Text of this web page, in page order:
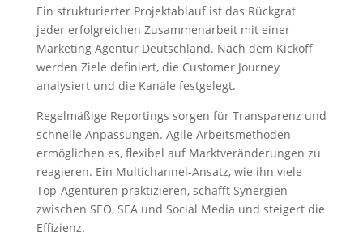
Ein strukturierter Projektablauf ist das Rückgrat
jeder erfolgreichen Zusammenarbeit mit einer
Marketing Agentur Deutschland. Nach dem Kickoff
werden Ziele definiert, die Customer Journey
analysiert und die Kanäle festgelegt.
Regelmäßige Reportings sorgen für Transparenz und
schnelle Anpassungen. Agile Arbeitsmethoden
ermöglichen es, flexibel auf Marktveränderungen zu
reagieren. Ein Multichannel-Ansatz, wie ihn viele
Top-Agenturen praktizieren, schafft Synergien
zwischen SEO, SEA und Social Media und steigert die
Effizienz.